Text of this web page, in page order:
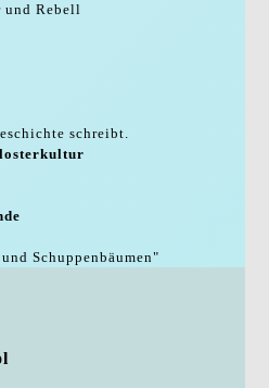
und Rebell
schreibt.
Schuppenbäumen"